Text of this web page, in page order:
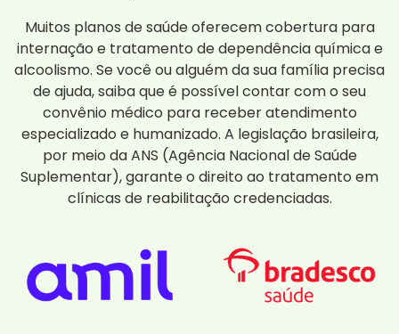
Muitos planos de saúde oferecem cobertura para
internação e tratamento de dependência química e
alcoolismo. Se você ou alguém da sua família precisa
de ajuda, saiba que é possível contar com o seu
convênio médico para receber atendimento
especializado e humanizado. A legislação brasileira,
por meio da ANS (Agência Nacional de Saúde
Suplementar), garante o direito ao tratamento em
clínicas de reabilitação credenciadas.